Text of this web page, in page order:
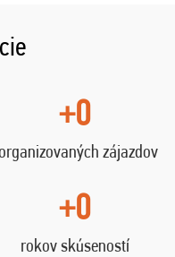
+0
zájazdov
+0
rokov skúseností